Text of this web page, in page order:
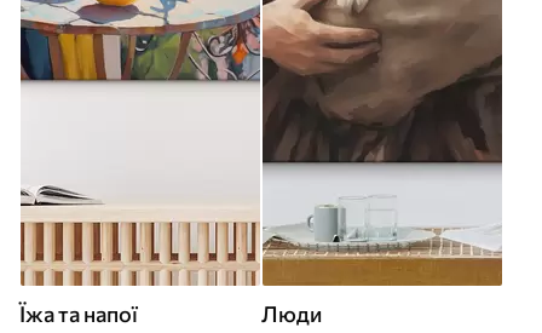
Їжа та напої Люди